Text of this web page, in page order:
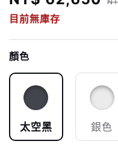
目前無庫存
顏色
太空黑 銀色